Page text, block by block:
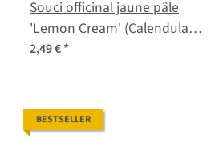
Souci officinal jaune pâle
'Lemon Cream' (Calendula
officinalis) graines
2,49 €*
BESTSELLER